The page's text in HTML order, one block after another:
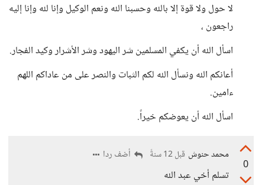
لا حول ولا قوة إلا بالله وحسبنا الله ونعم الوكيل وإنا لله وإنا إليه
راجعون ،
اسأل الله أن يكفي المسلمين شر اليهود وشر الأشرار وكيد الفجار.
أعانكم الله ونسأل الله لكم الثبات والنصر على من عاداكم اللهم
ءامين.
اسأل الله أن يعوضكم خيراً.
0
محمد حنوش قبل 12 سنةً أضف ردا
تسلم أخي عبد الله